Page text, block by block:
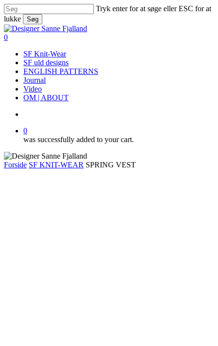
Skip
to
main
content
Tryk enter for at søge eller ESC for at
lukke
Søg
Close
Search
search
0
SF Knit-Wear
SF uld designs
ENGLISH PATTERNS
Journal
Video
OM | ABOUT
0
was successfully added to your cart.
Forside SF KNIT-WEAR SPRING VEST